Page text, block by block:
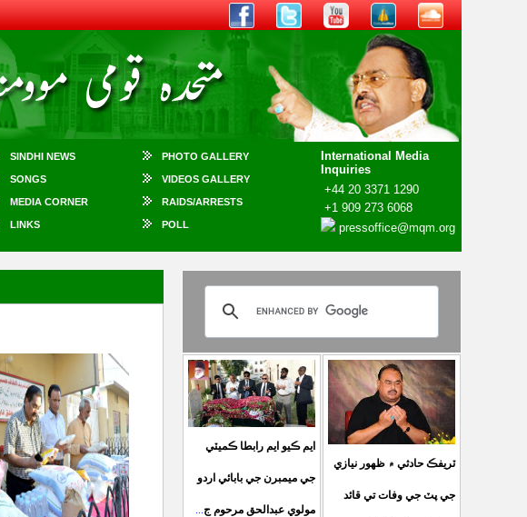
SINDHI NEWS PHOTO GALLERY
International Media
Inquiries
+44 20 3371 1290
+1 909 273 6068
pressoffice@mqm.org
SONGS VIDEOS GALLERY
MEDIA CORNER RAIDS/ARRESTS
LINKS
POLL
ايم ڪيو ايم رابطا ڪميٽي
جي ميمبرن جي بابائي اردو
مولوي عبدالحق مرحوم ج
ٽريفڪ حادثي ۾ ظهور نيازي
جي پٽ جي وفات تي قائد